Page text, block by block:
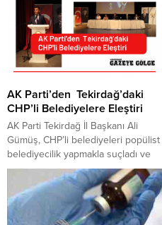
iddialarla ilgili skandallar devam
ediyor. Konuyla ilgili, kim tarafından
açıklama yapıldığı belli olmayan ve
iddiaların asılsız olduğu belirtilen
bildirinin, bir siyasi parti aracılığı ile
ileri sürüldü. Korsan bildiri olarak
tanımlanan ve iddiaların gerçek
olmadığı...
AK Parti’den Tekirdağ’daki
CHP’li Belediyelere Eleştiri
AK Parti Tekirdağ İl Başkanı Ali
Gümüş, CHP’li belediyeleri popülist
belediyecilik yapmakla suçladı ve
CHP’li Tekirdağ Büyükşehir
Belediye Başkanı Candan
Yüceer’in ucuz ulaşım, indirimli su
gibi vaatlerini de yerine